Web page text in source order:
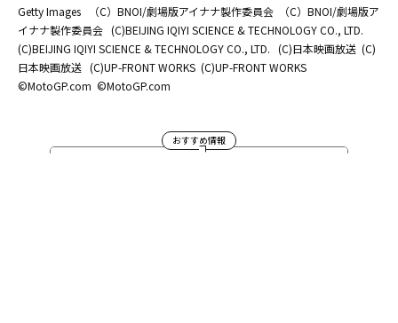
Getty Images （C）BNOI/劇場版アイナナ製作委員会
（C）BNOI/劇場版ア
イナナ製作委員会 (C)BEIJING IQIYI SCIENCE & TECHNOLOGY CO., LTD.
(C)BEIJING IQIYI SCIENCE & TECHNOLOGY CO., LTD. (C)日本映画放送 (C)
日本映画放送 (C)UP-FRONT WORKS (C)UP-FRONT WORKS
©MotoGP.com ©MotoGP.com
おすすめ情報